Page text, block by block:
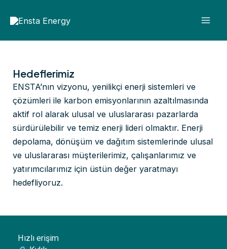
atla
Hedeflerimiz
ENSTA’nın vizyonu, yenilikçi enerji sistemleri ve
çözümleri ile karbon emisyonlarının azaltılmasında
aktif rol alarak ulusal ve uluslararası pazarlarda
sürdürülebilir ve temiz enerji lideri olmaktır. Enerji
depolama, dönüşüm ve dağıtım sistemlerinde ulusal
ve uluslararası müşterilerimiz, çalışanlarımız ve
yatırımcılarımız için üstün değer yaratmayı
hedefliyoruz.
Hızlı erişim